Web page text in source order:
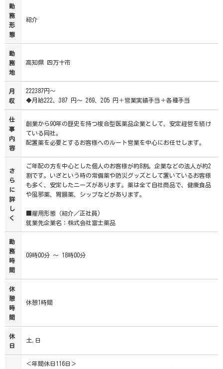
勤
務
形
態
紹介
勤
務
地
高知県 四万十市
月
収
222387円～
◆月給222、387 円～ 269、205 円＋営業実績手当＋各種手当
仕
事
内
容
創業から90年の歴史を持つ複合型医薬品企業として、安定経営を続け
ている同社。
配置薬を必要とするお客様へのルート営業を中心にお任せします。
さ
ら
に
詳
し
く
ご年配の方を中心とした個人のお客様が約8割。企業などの法人が約2
割です。いざという時の常備薬や防災グッズとして置いているお客様
も多く、安定したニーズがあります。薬は全て自社商品で、健康食品
や風邪薬、胃腸薬、シップなどがあります。
■雇用形態（紹介／正社員)
就業先企業名：株式会社富士薬品
勤
務
時
間
09時00分 ～ 18時00分
休
憩
時
間
休憩1時間
休
日
土,日
＜年間休日116日＞